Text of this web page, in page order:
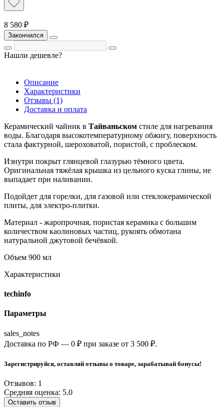
8 580 ₽
Закончился
Нашли дешевле?
Описание
Характеристики
Отзывы (1)
Доставка и оплата
Керамический чайник в Тайваньском стиле для нагревания
воды. Благодаря высокотемпературному обжигу, поверхность
стала фактурной, шероховатой, пористой, с проблеском.
Изнутри покрыт глянцевой глазурью тёмного цвета.
Оригинальная тяжёлая крышка из цельного куска глины, не
выпадает при наливании.
Подойдет для горелки, для газовой или стеклокерамической
плиты, для электро-плитки.
Материал - жаропрочная, пористая керамика с большим
количеством каолиновых частиц, рукоять обмотана
натуральной джутовой бечёвкой.
Объем 900 мл
Характеристики
techinfo
Параметры
sales_notes
Доставка по РФ — 0 ₽ при заказе от 3 500 ₽.
Зарегистрируйся, оставляй отзывы о товаре, зарабатывай бонусы!
Отзывов: 1
Средняя оценка: 5.0
Оставить отзыв